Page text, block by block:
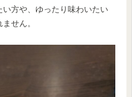
方や、ゆったり味わいたい
せん。